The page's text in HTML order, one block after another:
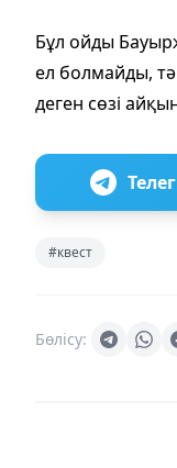
Бұл ойды
ел болмайды,
деген сөзі
#квест
Бөлісу: